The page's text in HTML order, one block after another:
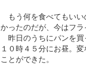
もう何を食べてもいい
かったのだが、今はフラ
昨日のうちにパンを買
１０時４５分にお昼。
ことができた。